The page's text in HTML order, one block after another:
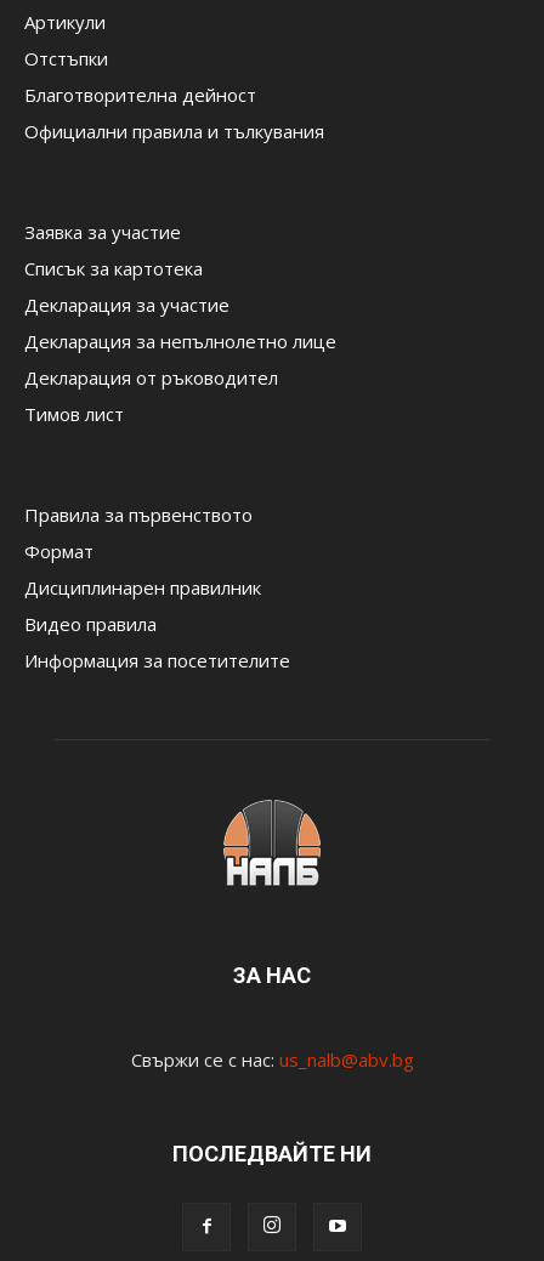
Артикули
Отстъпки
Благотворителна дейност
Официални правила и тълкувания
Заявка за участие
Списък за картотека
Декларация за участие
Декларация за непълнолетно лице
Декларация от ръководител
Тимов лист
Правила за първенството
Формат
Дисциплинарен правилник
Видео правила
Информация за посетителите
ЗА НАС
Свържи се с нас: us_nalb@abv.bg
ПОСЛЕДВАЙТЕ НИ